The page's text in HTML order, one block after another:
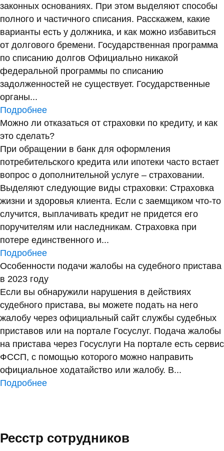
законных основаниях. При этом выделяют способы
полного и частичного списания. Расскажем, какие
варианты есть у должника, и как можно избавиться
от долгового бремени. Государственная программа
по списанию долгов Официально никакой
федеральной программы по списанию
задолженностей не существует. Государственные
органы...
Подробнее
Можно ли отказаться от страховки по кредиту, и как
это сделать?
При обращении в банк для оформления
потребительского кредита или ипотеки часто встает
вопрос о дополнительной услуге – страховании.
Выделяют следующие виды страховки: Страховка
жизни и здоровья клиента. Если с заемщиком что-то
случится, выплачивать кредит не придется его
поручителям или наследникам. Страховка при
потере единственного и...
Подробнее
Особенности подачи жалобы на судебного пристава
в 2023 году
Если вы обнаружили нарушения в действиях
судебного пристава, вы можете подать на него
жалобу через официальный сайт службы судебных
приставов или на портале Госуслуг. Подача жалобы
на пристава через Госуслуги На портале есть сервис
ФССП, с помощью которого можно направить
официальное ходатайство или жалобу. В...
Подробнее
Ресстр сотрудников